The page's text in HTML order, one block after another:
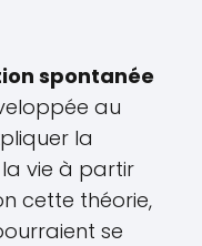
spontanée
au
la
vie à partir
cette théorie,
se